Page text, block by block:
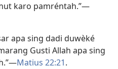
karo pamréntah.”—
apa sing dadi duwèké
Gusti Allah apa sing
Matius 22:21.